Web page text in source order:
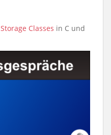
Storage Classes in C und